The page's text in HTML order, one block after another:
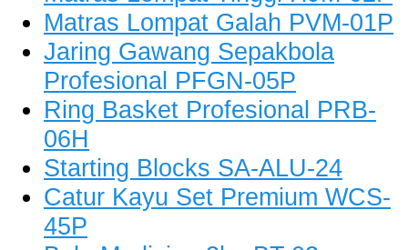
Matras Lompat Galah PVM-01P
Jaring Gawang Sepakbola
Profesional PFGN-05P
Ring Basket Profesional PRB-
06H
Starting Blocks SA-ALU-24
Catur Kayu Set Premium WCS-
45P